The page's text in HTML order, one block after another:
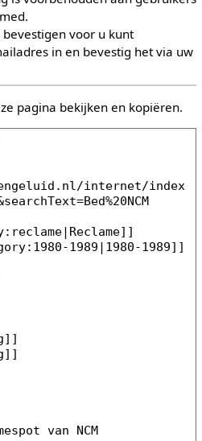
voor u kunt
in en bevestig het via uw
pagina bekijken en kopiëren.